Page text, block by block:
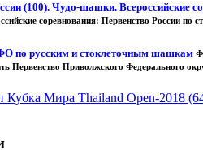
(100). Чудо-шашки. Всероссийские
соревнования: Первенство России
по русским и стоклеточным шашкам
Первенство Приволжского Федерального
Кубка Мира Thailand Open-2018